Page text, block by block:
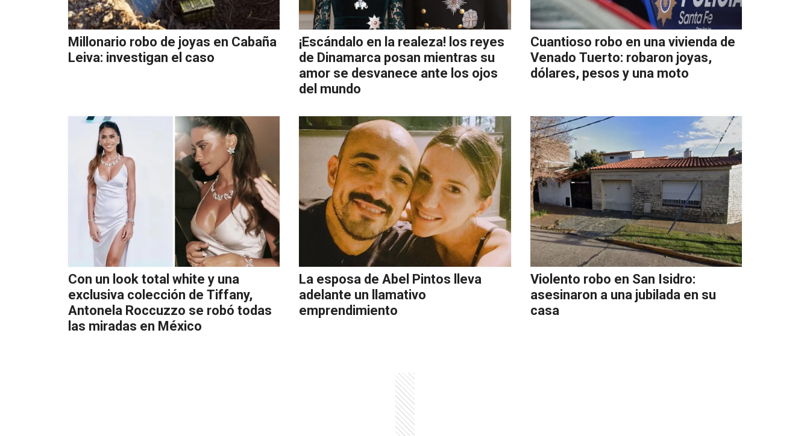
Millonario robo de joyas en Cabaña
Leiva: investigan el caso
¡Escándalo en la realeza! los reyes
de Dinamarca posan mientras su
amor se desvanece ante los ojos
del mundo
Cuantioso robo en una vivienda de
Venado Tuerto: robaron joyas,
dólares, pesos y una moto
Con un look total white y una
exclusiva colección de Tiffany,
Antonela Roccuzzo se robó todas
las miradas en México
La esposa de Abel Pintos lleva
adelante un llamativo
emprendimiento
Violento robo en San Isidro:
asesinaron a una jubilada en su
casa